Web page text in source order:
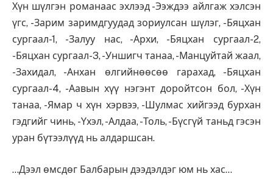
Хүн шүлгэн романаас эхлээд -Ээждээ айлгаж хэлсэн
үгс, -Зарим заримдгуудад зориулсан шүлэг, -Бяцхан
сургаал-1, -Залуу нас, -Архи, -Бяцхан сургаал-2,
-Бяцхан сургаал-3, -Уншигч танаа, -Манцуйтай жаал,
-Захидал, -Анхан өлгийнөөсөө гарахад, -Бяцхан
сургаал-4, -Аавын хүү нэгэнт доройтсон бол, -Хүн
танаа, -Ямар ч хүн хэрвээ, -Шулмас хийгээд бурхан
гэдгийг чинь, -Yхэл, -Алдаа, -Толь, -Бүсгүй таньд гэсэн
уран бүтээлүүд нь алдаршсан.
…Дээл өмсдөг Балбарын дээдэлдэг юм нь хас…